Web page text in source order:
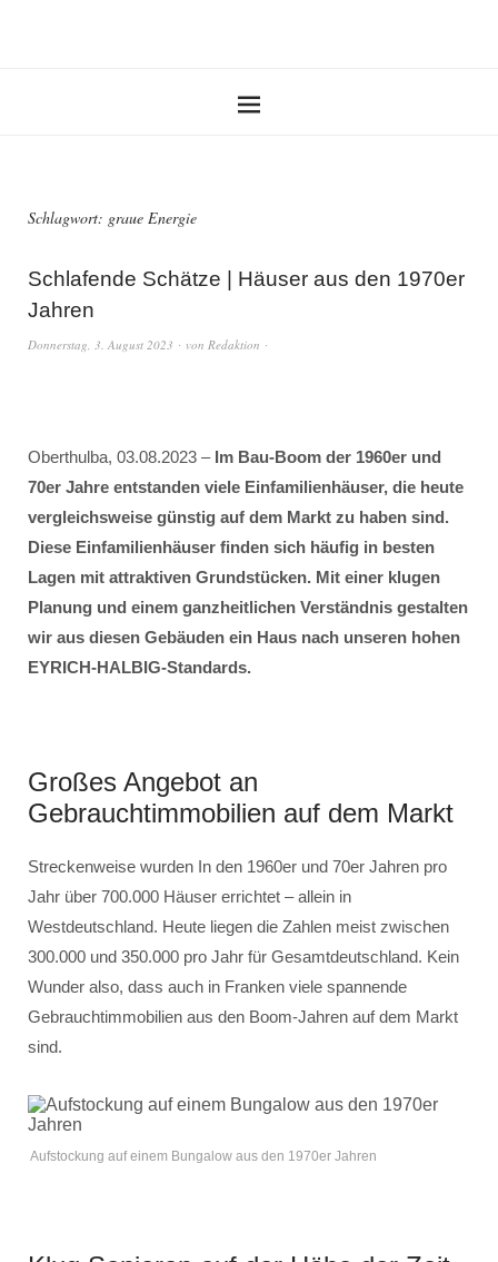
Schlagwort: graue Energie
Schlafende Schätze | Häuser aus den 1970er
Jahren
Donnerstag, 3. August 2023 von Redaktion
Oberthulba, 03.08.2023 – Im Bau-Boom der 1960er und
70er Jahre entstanden viele Einfamilienhäuser, die heute
vergleichsweise günstig auf dem Markt zu haben sind.
Diese Einfamilienhäuser finden sich häufig in besten
Lagen mit attraktiven Grundstücken. Mit einer klugen
Planung und einem ganzheitlichen Verständnis gestalten
wir aus diesen Gebäuden ein Haus nach unseren hohen
EYRICH-HALBIG-Standards.
Großes Angebot an
Gebrauchtimmobilien auf dem Markt
Streckenweise wurden In den 1960er und 70er Jahren pro
Jahr über 700.000 Häuser errichtet – allein in
Westdeutschland. Heute liegen die Zahlen meist zwischen
300.000 und 350.000 pro Jahr für Gesamtdeutschland. Kein
Wunder also, dass auch in Franken viele spannende
Gebrauchtimmobilien aus den Boom-Jahren auf dem Markt
sind.
Aufstockung auf einem Bungalow aus den 1970er Jahren